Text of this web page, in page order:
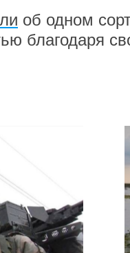
об одном
благодаря